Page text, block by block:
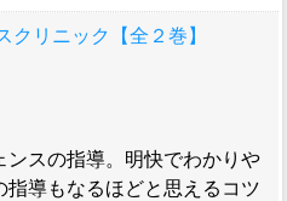
リニック【全２巻】
スの指導。明快でわかりや
導もなるほどと思えるコツ